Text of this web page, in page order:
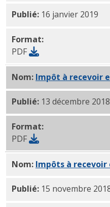
Publié: 16 janvier 2019
Format:
PDF
Nom: Impôt à recevoir
Publié: 13 décembre 2018
Format:
PDF
Nom: Impôts à recevoir
Publié: 15 novembre